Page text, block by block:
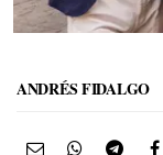
ANDRÉS FIDALGO